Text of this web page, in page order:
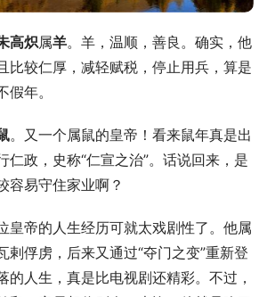
高炽属羊。羊，温顺，善良。确实，他
比较仁厚，减轻赋税，停止用兵，算是
年。
。又一个属鼠的皇帝！看来鼠年真是出
仁政，史称“仁宣之治”。话说回来，是
容易守住家业啊？
皇帝的人生经历可就太戏剧性了。他属
剌俘虏，后来又通过“夺门之变”重新登
的人生，真是比电视剧还精彩。不过，